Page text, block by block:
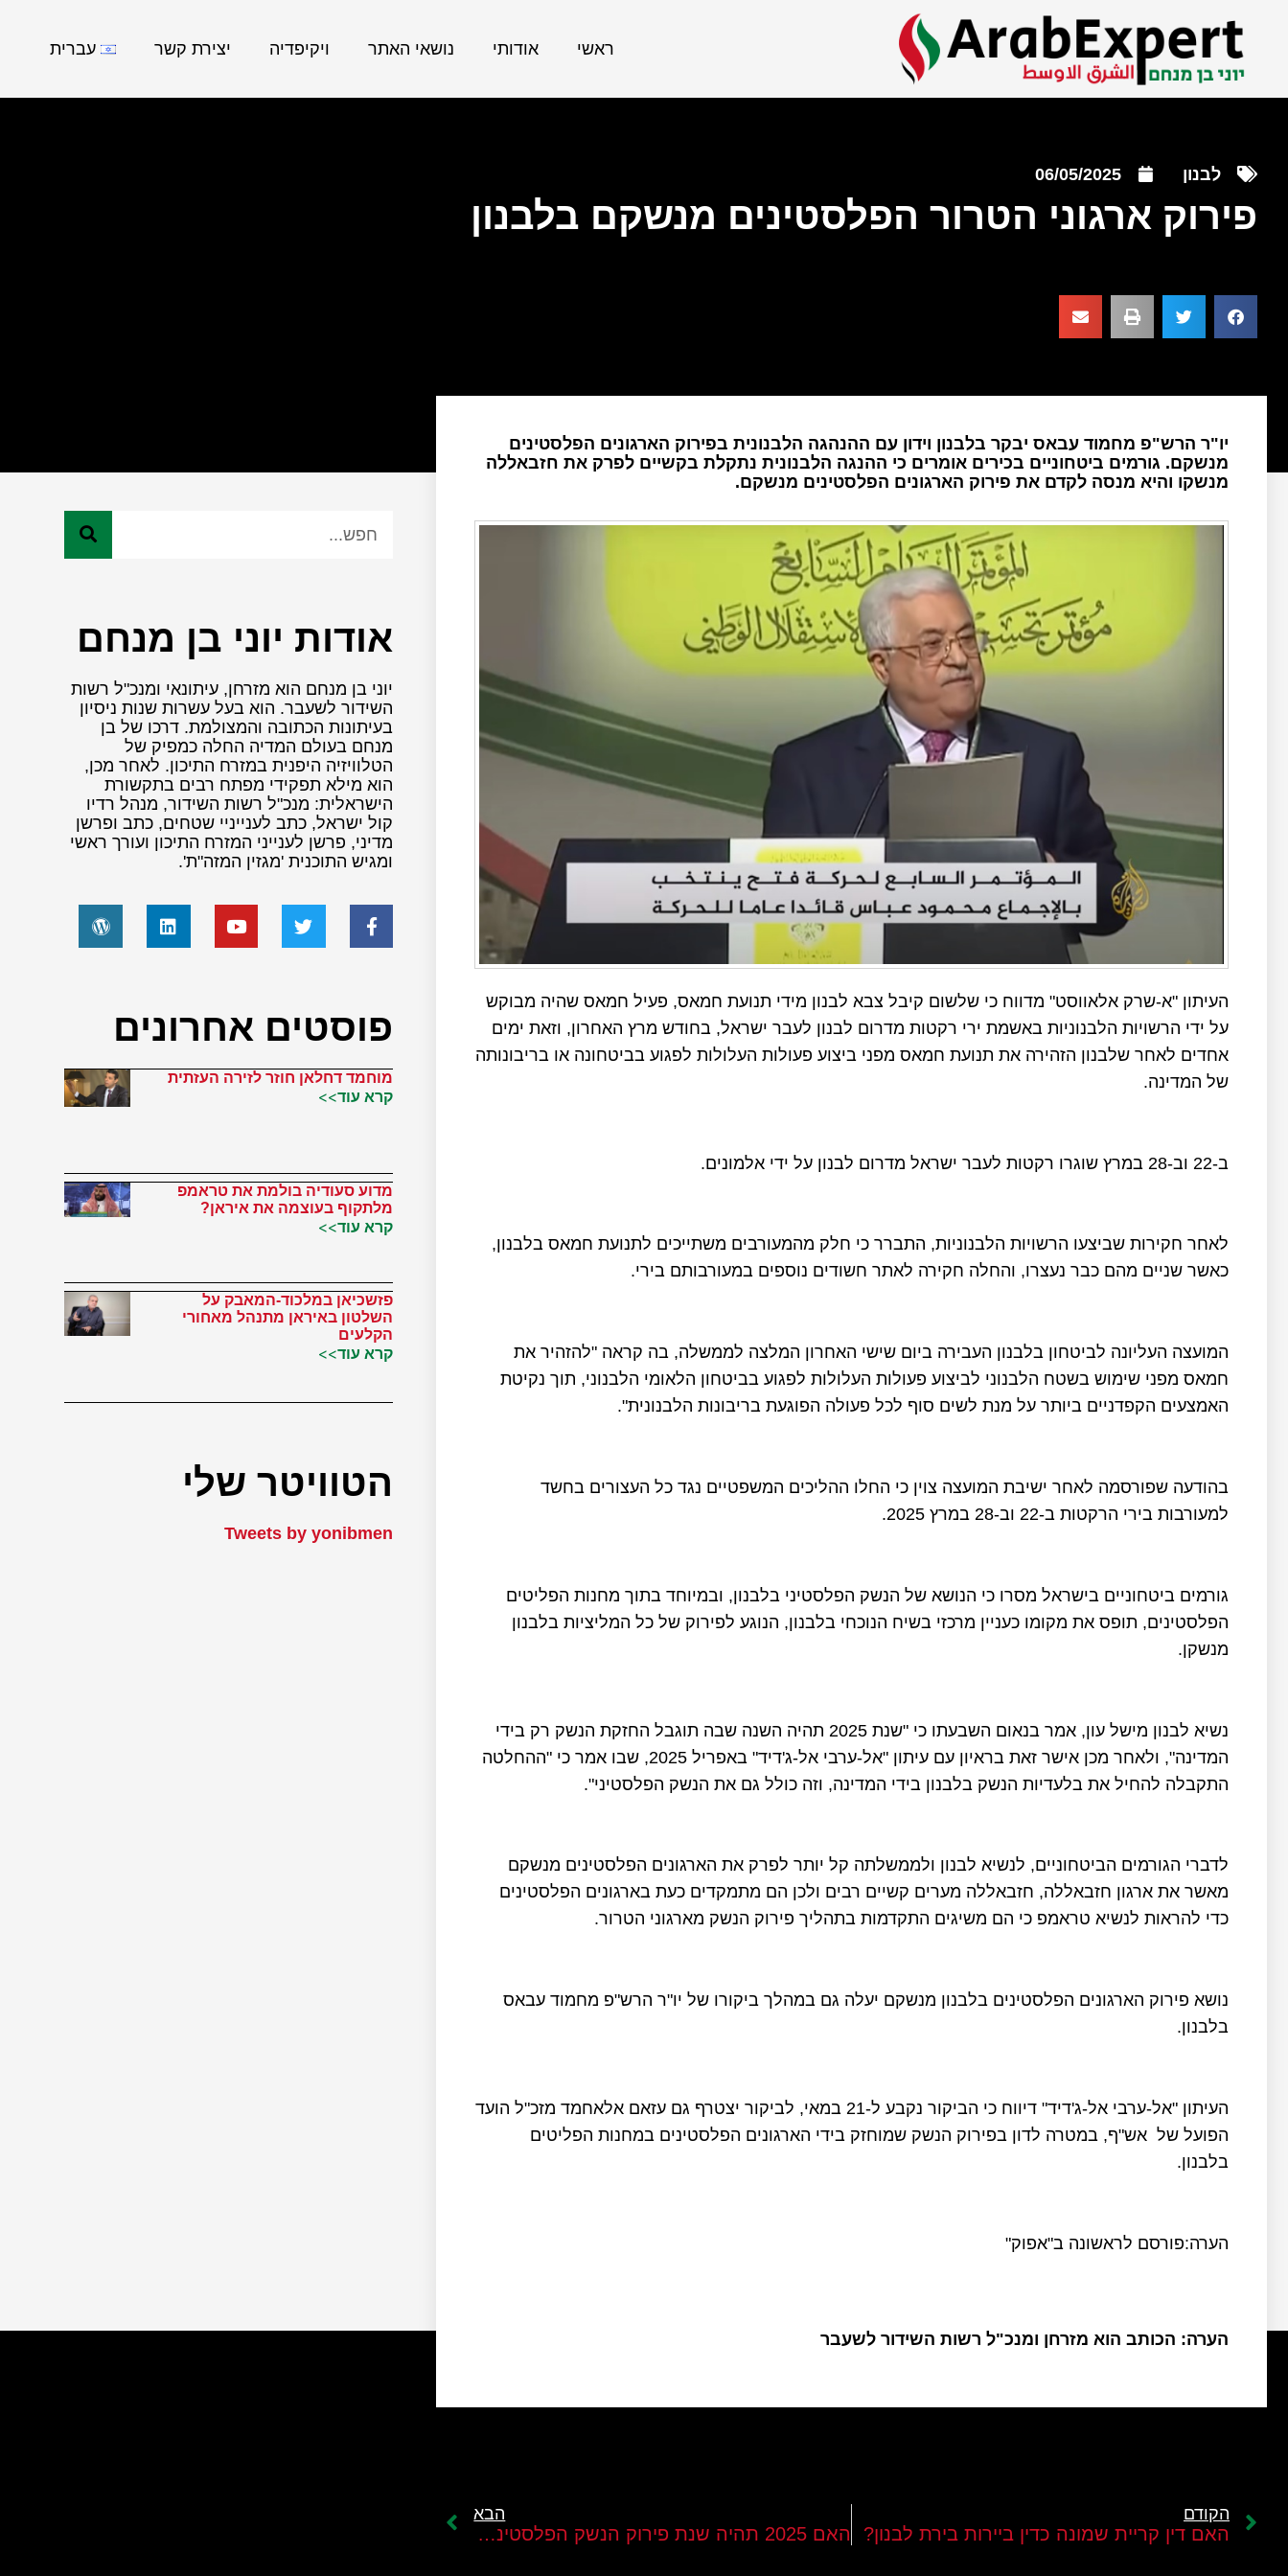
ראשי אודותי נושאי האתר ויקיפדיה יצירת קשר עברית
לבנון 06/05/2025
פירוק ארגוני הטרור הפלסטינים מנשקם בלבנון
יו"ר הרש"פ מחמוד עבאס יבקר בלבנון וידון עם ההנהגה הלבנונית בפירוק הארגונים הפלסטינים
מנשקם. גורמים ביטחוניים בכירים אומרים כי ההנגה הלבנונית נתקלת בקשיים לפרק את חזבאללה
מנשקו והיא מנסה לקדם את פירוק הארגונים הפלסטינים מנשקם.
העיתון "א-שרק אלאווסט" מדווח כי שלשום קיבל צבא לבנון מידי תנועת חמאס, פעיל חמאס שהיה מבוקש
על ידי הרשויות הלבנוניות באשמת ירי רקטות מדרום לבנון לעבר ישראל, בחודש מרץ האחרון, וזאת ימים
אחדים לאחר שלבנון הזהירה את תנועת חמאס מפני ביצוע פעולות העלולות לפגוע בביטחונה או בריבונותה
של המדינה.
ב-22 וב-28 במרץ שוגרו רקטות לעבר ישראל מדרום לבנון על ידי אלמונים.
לאחר חקירות שביצעו הרשויות הלבנוניות, התברר כי חלק מהמעורבים משתייכים לתנועת חמאס בלבנון,
כאשר שניים מהם כבר נעצרו, והחלה חקירה לאתר חשודים נוספים במעורבותם בירי.
המועצה העליונה לביטחון בלבנון העבירה ביום שישי האחרון המלצה לממשלה, בה קראה "להזהיר את
חמאס מפני שימוש בשטח הלבנוני לביצוע פעולות העלולות לפגוע בביטחון הלאומי הלבנוני, תוך נקיטת
האמצעים הקפדניים ביותר על מנת לשים סוף לכל פעולה הפוגעת בריבונות הלבנונית".
בהודעה שפורסמה לאחר ישיבת המועצה צוין כי החלו ההליכים המשפטיים נגד כל העצורים בחשד
למעורבות בירי הרקטות ב-22 וב-28 במרץ 2025.
גורמים ביטחוניים בישראל מסרו כי הנושא של הנשק הפלסטיני בלבנון, ובמיוחד בתוך מחנות הפליטים
הפלסטינים, תופס את מקומו כעניין מרכזי בשיח הנוכחי בלבנון, הנוגע לפירוק של כל המליציות בלבנון
מנשקן.
נשיא לבנון מישל עון, אמר בנאום השבעתו כי "שנת 2025 תהיה השנה שבה תוגבל החזקת הנשק רק בידי
המדינה", ולאחר מכן אישר זאת בראיון עם עיתון "אל-ערבי אל-ג'דיד" באפריל 2025, שבו אמר כי "ההחלטה
התקבלה להחיל את בלעדיות הנשק בלבנון בידי המדינה, וזה כולל גם את הנשק הפלסטיני".
לדברי הגורמים הביטחוניים, לנשיא לבנון ולממשלתה קל יותר לפרק את הארגונים הפלסטינים מנשקם
מאשר את ארגון חזבאללה, חזבאללה מערים קשיים רבים ולכן הם מתמקדים כעת בארגונים הפלסטינים
כדי להראות לנשיא טראמפ כי הם משיגים התקדמות בתהליך פירוק הנשק מארגוני הטרור.
נושא פירוק הארגונים הפלסטינים בלבנון מנשקם יעלה גם במהלך ביקורו של יו"ר הרש"פ מחמוד עבאס
בלבנון.
העיתון "אל-ערבי אל-ג'דיד" דיווח כי הביקור נקבע ל-21 במאי, לביקור יצטרף גם עזאם אלאחמד מזכ"ל הועד
הפועל של אש"ף, במטרה לדון בפירוק הנשק שמוחזק בידי הארגונים הפלסטינים במחנות הפליטים
בלבנון.
הערה:פורסם לראשונה ב"אפוק"
הערה: הכותב הוא מזרחן ומנכ"ל רשות השידור לשעבר
אודות יוני בן מנחם
יוני בן מנחם הוא מזרחן, עיתונאי ומנכ"ל רשות
השידור לשעבר. הוא בעל עשרות שנות ניסיון
בעיתונות הכתובה והמצולמת. דרכו של בן
מנחם בעולם המדיה החלה כמפיק של
הטלוויזיה היפנית במזרח התיכון. לאחר מכן,
הוא מילא תפקידי מפתח רבים בתקשורת
הישראלית: מנכ"ל רשות השידור, מנהל רדיו
קול ישראל, כתב לענייניי שטחים, כתב ופרשן
מדיני, פרשן לענייני המזרח התיכון ועורך ראשי
ומגיש התוכנית 'מגזין המזה"ת'.
פוסטים אחרונים
מוחמד דחלאן חוזר לזירה העזתית
קרא עוד>>
מדוע סעודיה בולמת את טראמפ
מלתקוף בעוצמה את איראן?
קרא עוד>>
פזשכיאן במלכוד-המאבק על
השלטון באיראן מתנהל מאחורי
הקלעים
קרא עוד>>
הטוויטר שלי
Tweets by yonibmen
הקודם
האם דין קריית שמונה כדין ביירות בירת לבנון?
הבא
האם 2025 תהיה שנת פירוק הנשק הפלסטיני בלבנון?